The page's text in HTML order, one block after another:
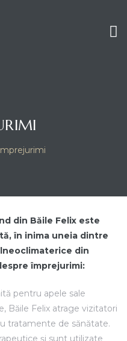
din Băile Felix este
în inima uneia dintre
din
împrejurimi:
pentru apele sale
Băile Felix atrage vizitatori
tratamente de sănătate.
și sunt utilizate